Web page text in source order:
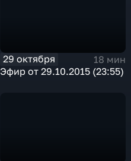
29 октября
18 мин
Эфир от 29.10.2015 (23:55)